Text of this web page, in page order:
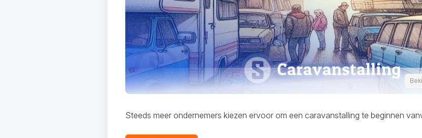
Steeds meer ondernemers kiezen ervoor om een caravanstalling te beginnen